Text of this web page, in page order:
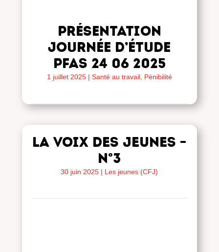
Présentation
journée d’étude
PFAS 24 06 2025
1 juillet 2025| Santé au travail, Pénibilité
LA VOIX DES JEUNES –
n°3
30 juin 2025 | Les jeunes (CFJ)